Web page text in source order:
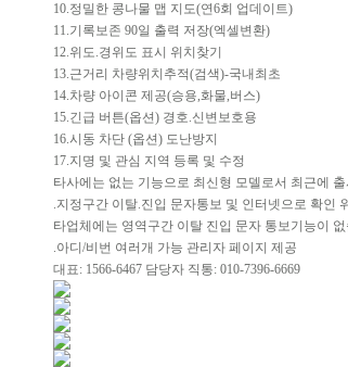
10.정밀한 콩나물 맵 지도(연6회 업데이트)
11.기록보존 90일 출력 저장(엑셀변환)
12.위도.경위도 표시 위치찾기
13.근거리 차량위치추적(검색)-국내최초
14.차량 아이콘 제공(승용,화물,버스)
15.긴급 버튼(옵션) 경호.신변보호용
16.시동 차단 (옵션) 도난방지
17.지명 및 관심 지역 등록 및 수정
타사에는 없는 기능으로 최신형 모델로서 최근에
.지정구간 이탈.진입 문자통보 및 인터넷으로 확인
타업체에는 영역구간 이탈 진입 문자 통보기능이 없
.아디/비번 여러개 가능 관리자 페이지 제공
대표: 1566-6467 담당자 직통: 010-7396-6669